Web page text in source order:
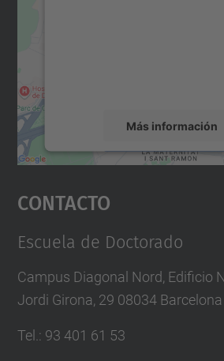
Más información
Aceptar
powered by
Contacto
Escuela de Doctorado
Campus Diagonal Nord, Edificio
Jordi Girona, 29 08034 Barcelona
Tel.: 93 401 61 53